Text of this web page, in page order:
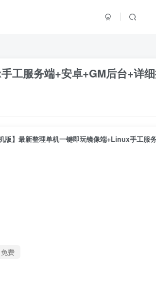
工服务端+安卓+GM后台+详
免费